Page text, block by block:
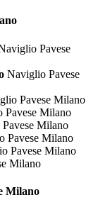
Pavese
Naviglio Pavese
Pavese Milano
Pavese Milano
Milano
Pavese Milano
Pavese Milano
Milano
Milano